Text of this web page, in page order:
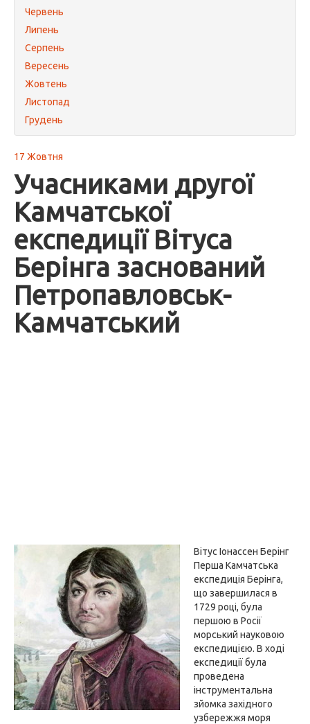
Червень
Липень
Серпень
Вересень
Жовтень
Листопад
Грудень
17 Жовтня
Учасниками другої
Камчатської
експедиції Вітуса
Берінга заснований
Петропавловськ-
Камчатський
Вітус Іонассен Берінг
Перша Камчатська
експедиція Берінга,
що завершилася в
1729 році, була
першою в Росії
морський науковою
експедицією. В ході
експедиції була
проведена
інструментальна
зйомка західного
узбережжя моря